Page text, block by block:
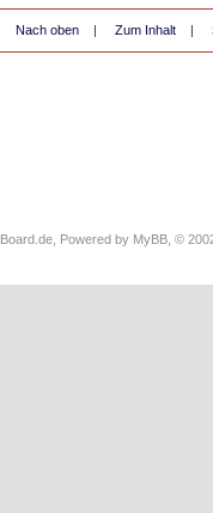
Nach oben | Zum Inhalt |
, Powered by MyBB , ©